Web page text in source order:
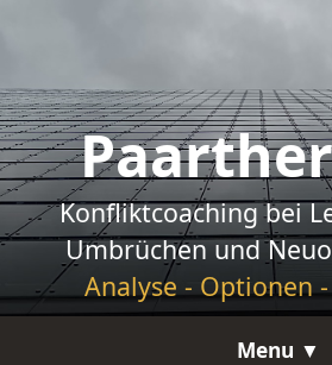
Konfliktcoaching bei
Umbrüchen und
Analyse - Optionen
Menu ▼